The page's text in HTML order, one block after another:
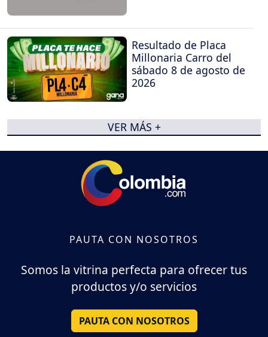
Resultado de Placa
Millonaria Carro del
sábado 8 de agosto de
2026
VER MÁS +
PAUTA CON NOSOTROS
Somos la vitrina perfecta para ofrecer tus
productos y/o servicios
PAUTA CON NOSOTROS